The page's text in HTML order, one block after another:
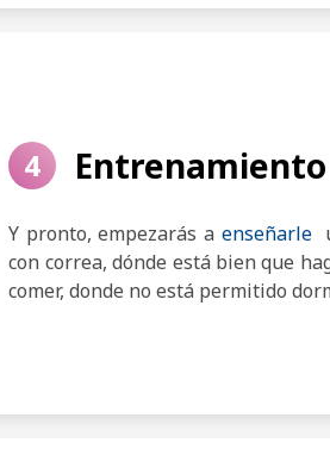
4 Entrenamiento
Y pronto, empezarás a enseñarle
con correa, dónde está bien que
comer, donde no está permitido